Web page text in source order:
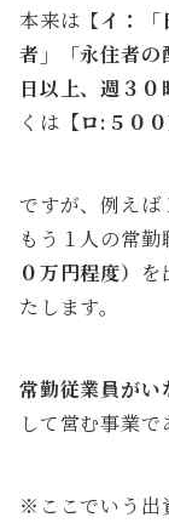
本来は【イ：「
者」「永住者の
日以上、週３
くは 【ロ:５０
ですが、例えば
もう１人の常
０万円程度） を
たします。
常勤従業員がい
して営む事業で
※ここでいう出